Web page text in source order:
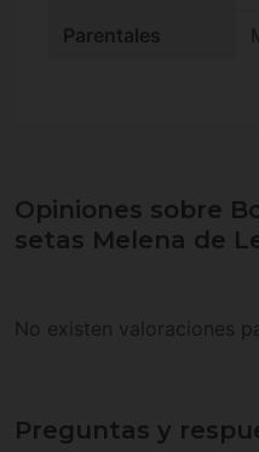
Parentales
Opiniones sobre
setas Melena de
No existen valoraciones
Preguntas y